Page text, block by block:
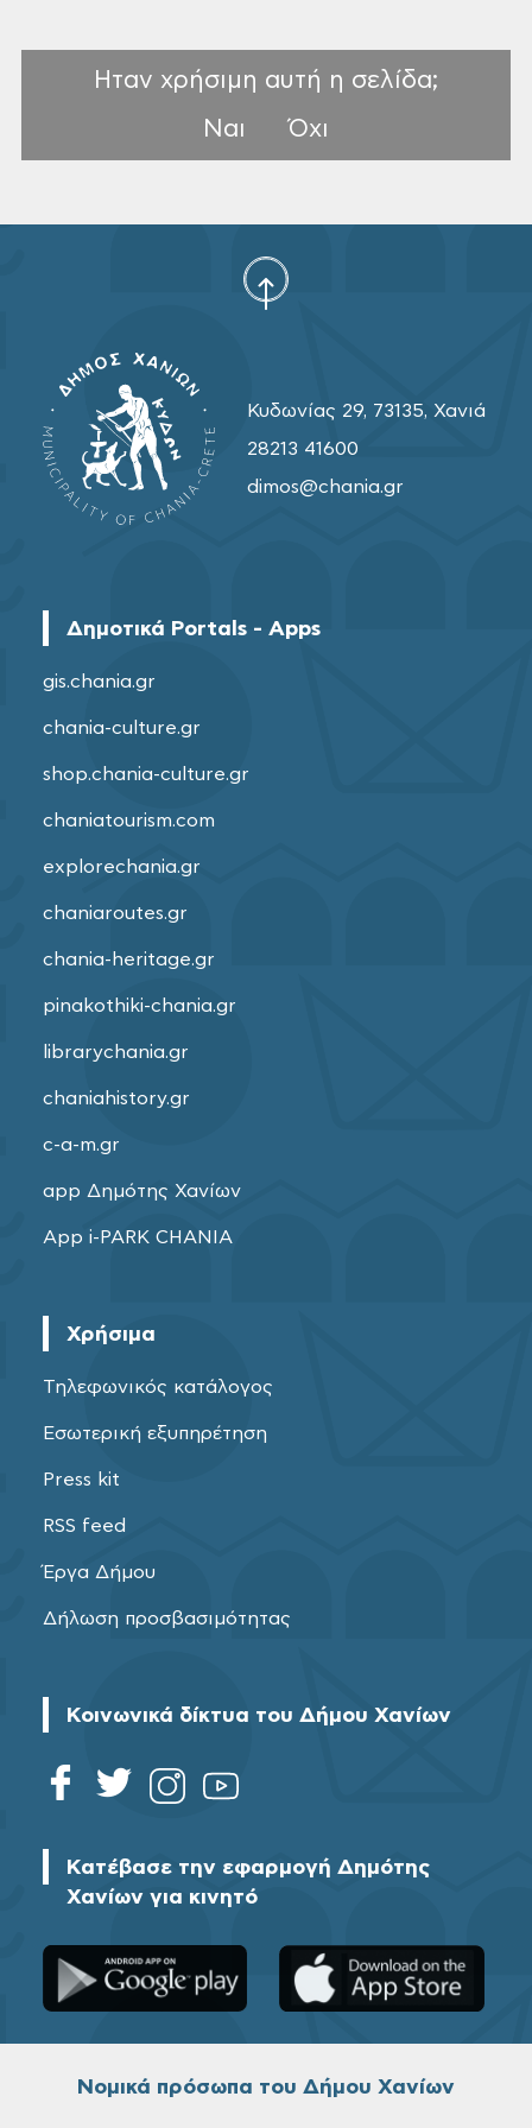
Ηταν χρήσιμη αυτή η σελίδα;
Ναι
Όχι
Κυδωνίας 29, 73135, Χανιά
28213 41600
dimos@chania.gr
Δημοτικά Portals - Apps
gis.chania.gr
chania-culture.gr
shop.chania-culture.gr
chaniatourism.com
explorechania.gr
chaniaroutes.gr
chania-heritage.gr
pinakothiki-chania.gr
librarychania.gr
chaniahistory.gr
c-a-m.gr
app Δημότης Χανίων
App i-PARK CHANIA
Χρήσιμα
Τηλεφωνικός κατάλογος
Εσωτερική εξυπηρέτηση
Press kit
RSS feed
Έργα Δήμου
Δήλωση προσβασιμότητας
Κοινωνικά δίκτυα του Δήμου Χανίων
Κατέβασε την εφαρμογή Δημότης
Χανίων για κινητό
Νομικά πρόσωπα του Δήμου Χανίων